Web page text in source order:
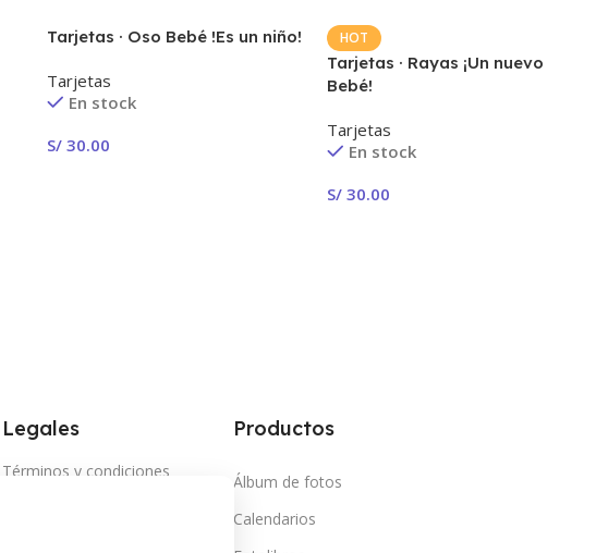
Tarjetas · Oso Bebé !Es un niño!
Tarjetas
En stock
S/ 30.00
HOT
Tarjetas · Rayas ¡Un nuevo
Bebé!
Tarjetas
En stock
S/ 30.00
Legales
Términos y condiciones
Productos
Álbum de fotos
Calendarios